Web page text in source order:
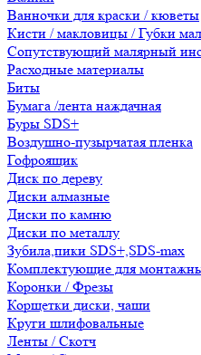
Ванночки для краски / кюветы
Кисти / макловицы / Губки
Сопутствующий малярный
Расходные материалы
Биты
Бумага /лента наждачная
Буры SDS+
Воздушно-пузырчатая пленка
Гофроящик
Диск по дереву
Диски алмазные
Диски по камню
Диски по металлу
Зубила,пики SDS+,SDS-max
Комплектующие для
Коронки / Фрезы
Корщетки диски, чаши
Круги шлифовальные
Ленты / Скотч